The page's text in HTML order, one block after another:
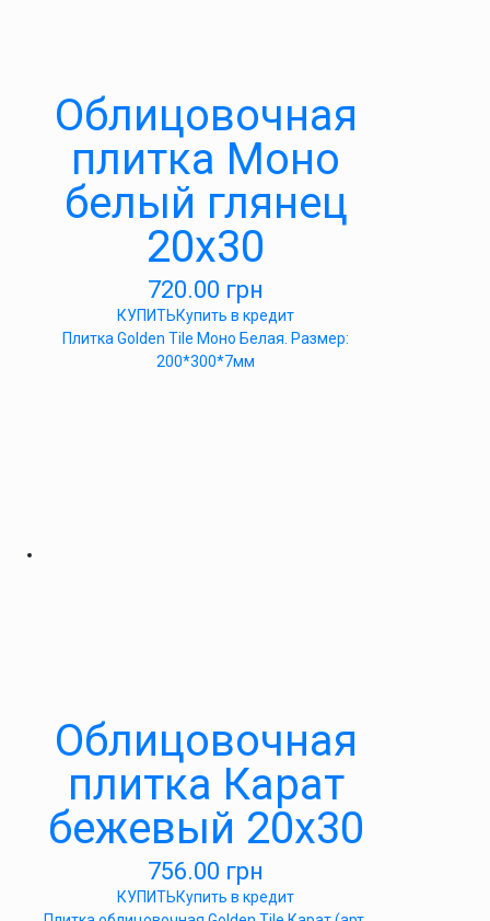
Облицовочная
плитка Моно
белый глянец
20х30
720.00 грн
КУПИТЬКупить в кредит
Плитка Golden Tile Моно Белая. Размер:
200*300*7мм
Облицовочная
плитка Карат
бежевый 20х30
756.00 грн
КУПИТЬКупить в кредит